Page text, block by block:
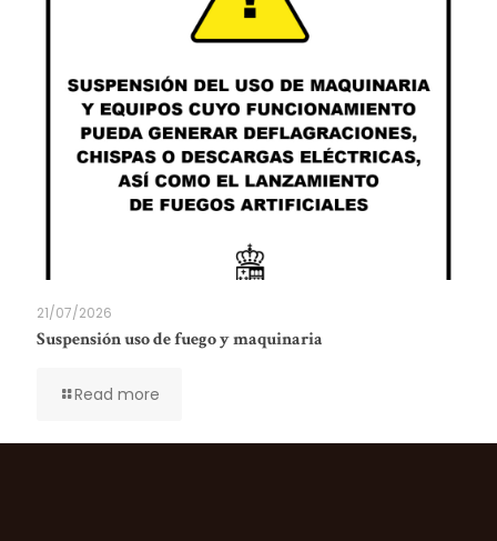
21/07/2026
Suspensión uso de fuego y maquinaria
Read more